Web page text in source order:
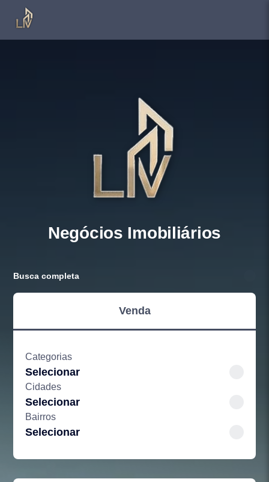
Negócios Imobiliários
Busca completa
Venda
Categorias
Selecionar
Cidades
Selecionar
Bairros
Selecionar